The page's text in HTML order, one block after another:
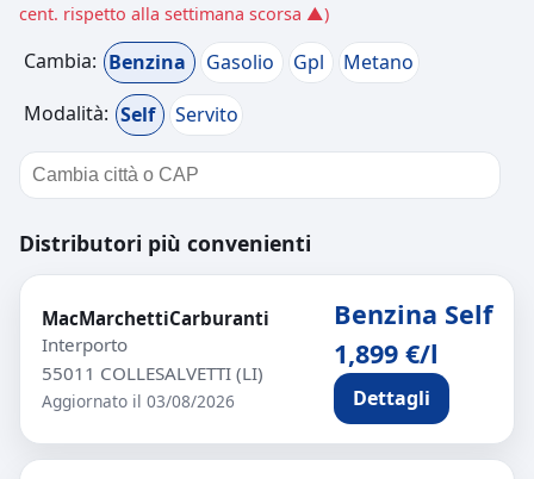
cent. rispetto alla settimana scorsa ▲)
Cambia: Benzina Gasolio Gpl
Metano
Modalità: Self Servito
Distributori più convenienti
MacMarchettiCarburanti
Interporto
55011 COLLESALVETTI (LI)
Aggiornato il 03/08/2026
Benzina Self
1,899 €/l
Dettagli